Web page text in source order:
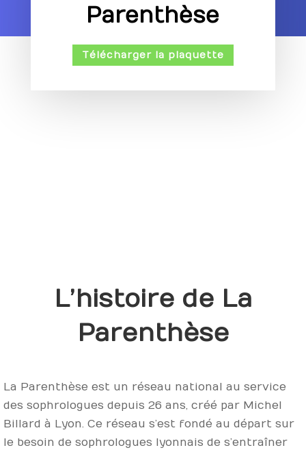
Parenthèse
Télécharger la plaquette
L’histoire de La
Parenthèse
La Parenthèse est un réseau national au service
des sophrologues depuis 26 ans, créé par Michel
Billard à Lyon. Ce réseau s’est fondé au départ sur
le besoin de sophrologues lyonnais de s’entraîner